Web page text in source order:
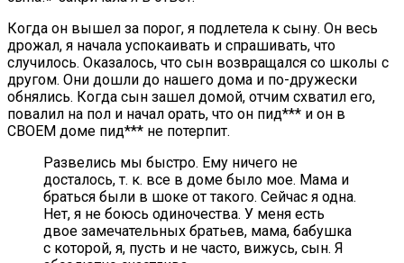
Когда он вышел за порог, я подлетела к сыну. Он весь
дрожал, я начала успокаивать и спрашивать, что
случилось. Оказалось, что сын возвращался со школы с
другом. Они дошли до нашего дома и по-дружески
обнялись. Когда сын зашел домой, отчим схватил его,
повалил на пол и начал орать, что он пид*** и он в
СВОЕМ доме пид*** не потерпит.
Развелись мы быстро. Ему ничего не
досталось, т. к. все в доме было мое. Мама и
браться были в шоке от такого. Сейчас я одна.
Нет, я не боюсь одиночества. У меня есть
двое замечательных братьев, мама, бабушка
с которой, я, пусть и не часто, вижусь, сын. Я